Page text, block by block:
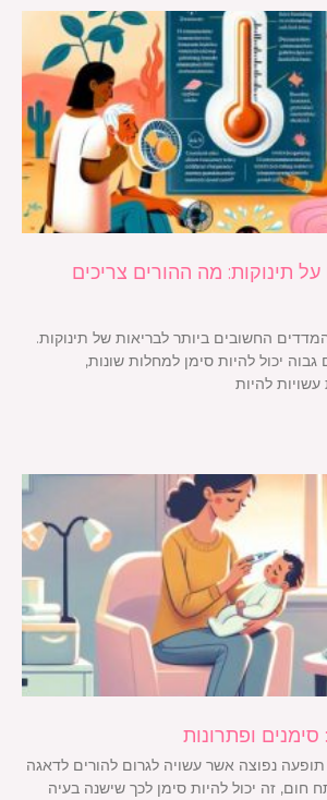
תינוקות: מה ההורים צריכים
החשובים ביותר לבריאות של תינוקות.
גבוה יכול להיות סימן למחלות שונות,
עשויות להיות
ופתרונות
נפוצה אשר עשויה לגרום להורים לדאגה
חום, זה יכול להיות סימן לכך שישנה בעיה